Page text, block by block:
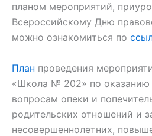
планом мероприятий,
Всероссийскому Дню
можно ознакомиться по
План проведения
«Школа № 202» по
вопросам опеки и
родительских отношений и
несовершеннолетних,